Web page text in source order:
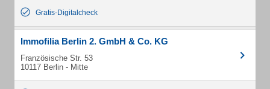
Gratis-Digitalcheck
Immofilia Berlin 2. GmbH & Co. KG
Französische Str. 53
10117 Berlin - Mitte